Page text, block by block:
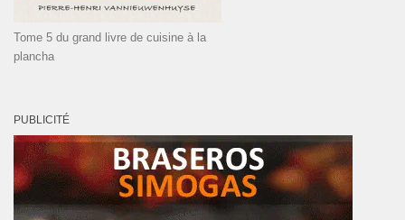
Tome 5 du grand livre de cuisine à la
plancha
PUBLICITÉ